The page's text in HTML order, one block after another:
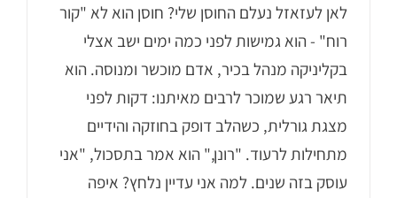
לאן לעזאזל נעלם החוסן שלי? חוסן הוא לא "קור
רוח" - הוא גמישות לפני כמה ימים ישב אצלי
בקליניקה מנהל בכיר, אדם מוכשר ומנוסה. הוא
תיאר רגע שמוכר לרבים מאיתנו: דקות לפני
מצגת גורלית, כשהלב דופק בחוזקה והידיים
מתחילות לרעוד. "רונן," הוא אמר בתסכול, "אני
עוסק בזה שנים. למה אני עדיין נלחץ? איפה